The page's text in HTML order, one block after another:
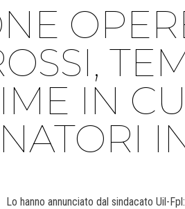
IN
Lo hanno annunciato dal sindacato Uil-